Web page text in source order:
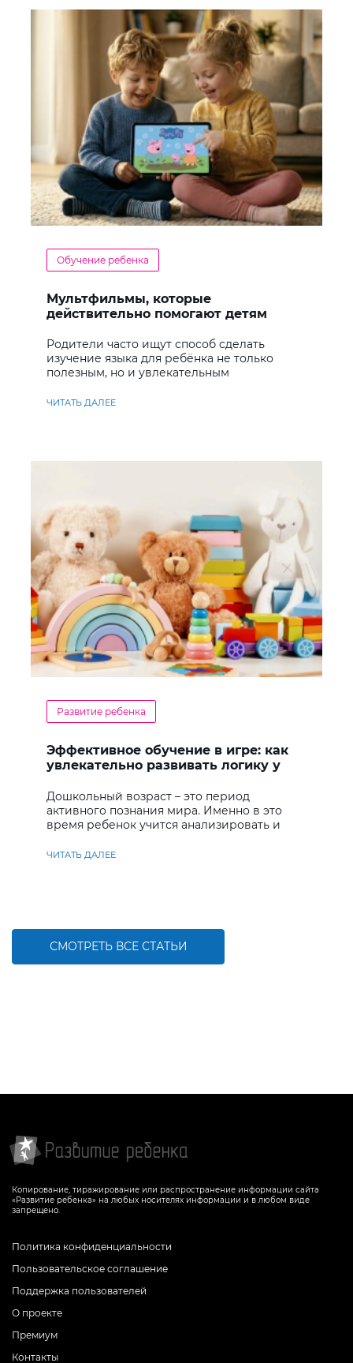
Обучение ребенка
Мультфильмы, которые
действительно помогают детям
Родители часто ищут способ сделать
изучение языка для ребёнка не только
полезным, но и увлекательным
ЧИТАТЬ ДАЛЕЕ
Развитие ребенка
Эффективное обучение в игре: как
увлекательно развивать логику у
Дошкольный возраст – это период
активного познания мира. Именно в это
время ребенок учится анализировать и
ЧИТАТЬ ДАЛЕЕ
СМОТРЕТЬ ВСЕ СТАТЬИ
Копирование, тиражирование или распространение информации сайта
«Развитие ребенка» на любых носителях информации и в любом виде
запрещено.
Политика конфиденциальности
Пользовательское соглашение
Поддержка пользователей
О проекте
Премиум
Контакты